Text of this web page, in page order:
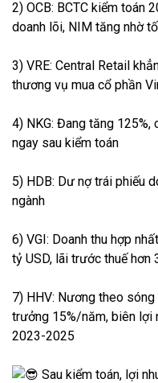
2) OCB: BCTC kiểm toán
doanh lõi, NIM tăng nhờ
3) VRE: Central Retail
thương vụ mua cổ phần
4) NKG: Đang tăng 125%,
ngay sau kiểm toán
5) HDB: Dư nợ trái phiếu
ngành
6) VGI: Doanh thu hợp
tỷ USD, lãi trước thuế hơn
7) HHV: Nương theo
trưởng 15%/năm, biên lợi
2023-2025
Sau kiểm toán, lợi